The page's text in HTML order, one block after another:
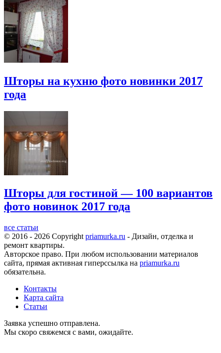
Шторы на кухню фото новинки 2017
года
Шторы для гостиной — 100 вариантов
фото новинок 2017 года
все статьи
© 2016 - 2026 Copyright priamurka.ru - Дизайн, отделка и
ремонт квартиры.
Авторское право. При любом использовании материалов
сайта, прямая активная гиперссылка на priamurka.ru
обязательна.
Контакты
Карта сайта
Статьи
Заявка успешно отправлена.
Мы скоро свяжемся с вами, ожидайте.